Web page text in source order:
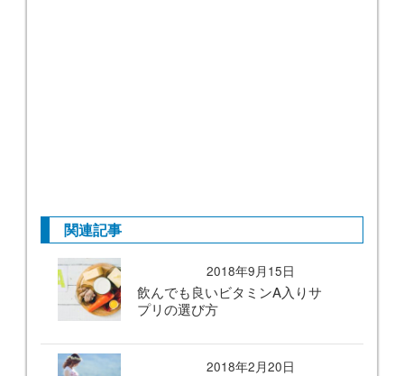
関連記事
2018年9月15日
飲んでも良いビタミンA入りサ
プリの選び方
2018年2月20日